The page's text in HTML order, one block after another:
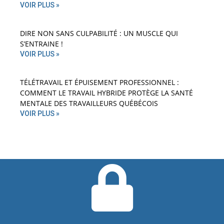
VOIR PLUS »
DIRE NON SANS CULPABILITÉ : UN MUSCLE QUI
S’ENTRAINE !
VOIR PLUS »
TÉLÉTRAVAIL ET ÉPUISEMENT PROFESSIONNEL :
COMMENT LE TRAVAIL HYBRIDE PROTÈGE LA SANTÉ
MENTALE DES TRAVAILLEURS QUÉBÉCOIS
VOIR PLUS »